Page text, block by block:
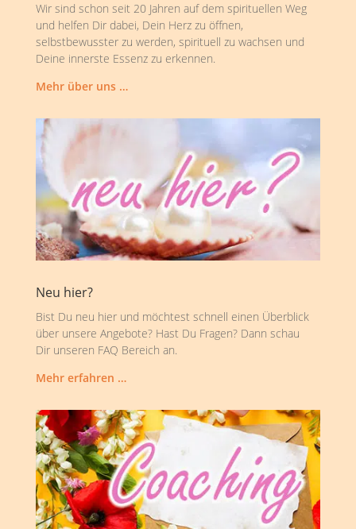
Wir sind schon seit 20 Jahren auf dem spirituellen Weg
und helfen Dir dabei, Dein Herz zu öffnen,
selbstbewusster zu werden, spirituell zu wachsen und
Deine innerste Essenz zu erkennen.
Mehr über uns …
Neu hier?
Bist Du neu hier und möchtest schnell einen Überblick
über unsere Angebote? Hast Du Fragen? Dann schau
Dir unseren FAQ Bereich an.
Mehr erfahren …